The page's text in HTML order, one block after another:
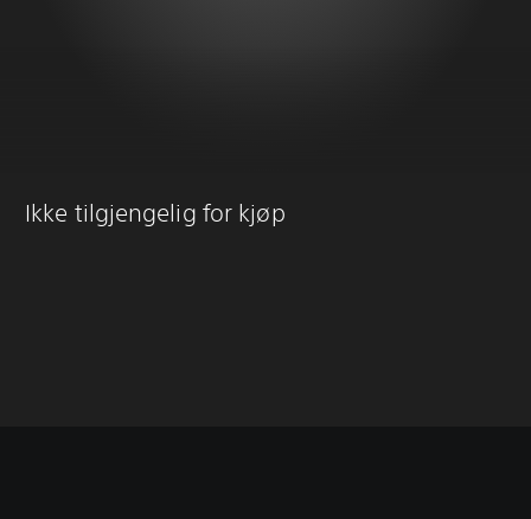
Ikke tilgjengelig for kjøp